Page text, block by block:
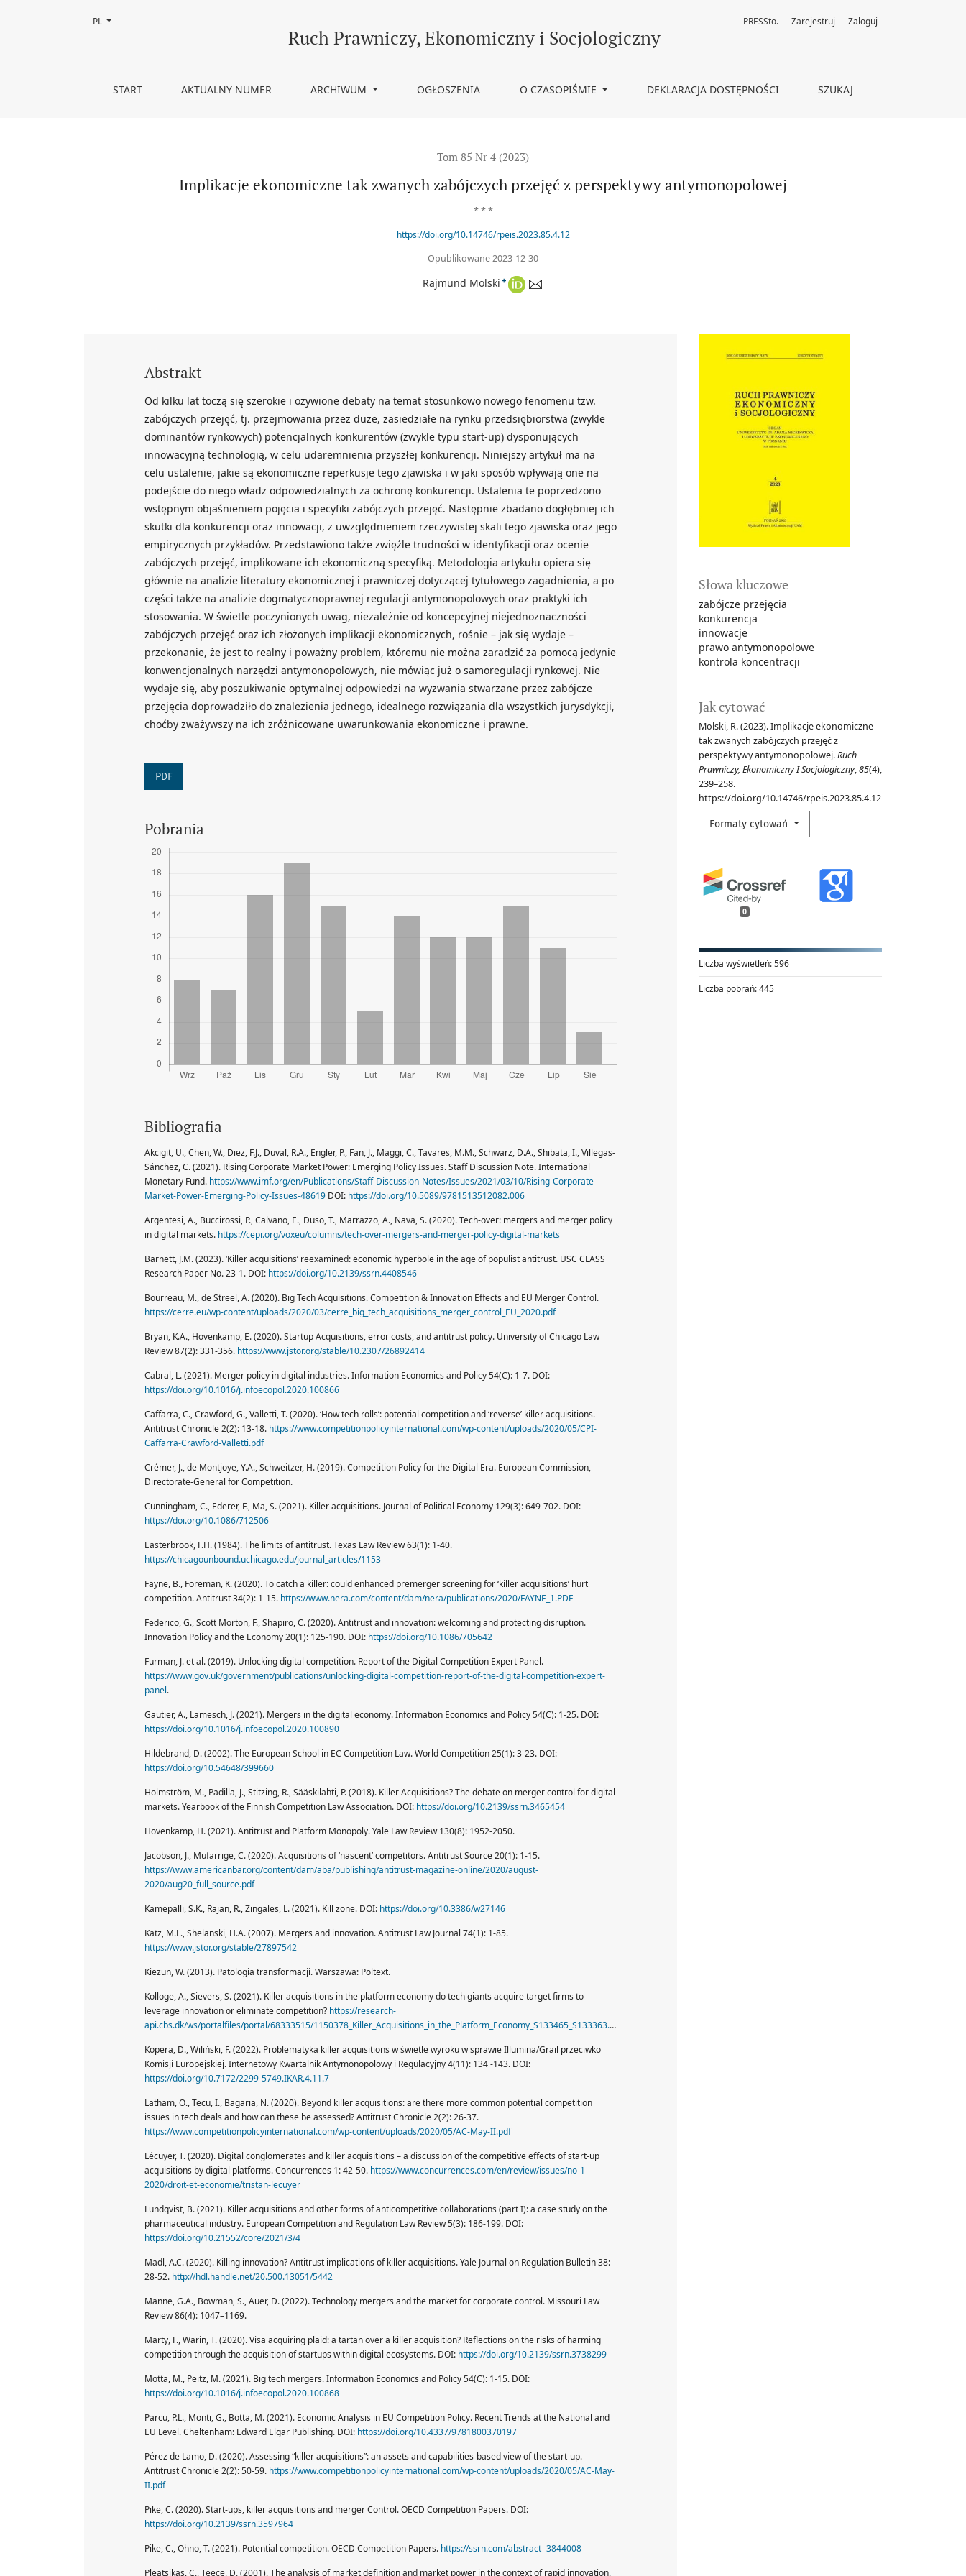
Implikacje ekonomiczne tak zwanych zabójczych przejęć z perspektywy antymonopolowej
Ruch Prawniczy, Ekonomiczny i Socjologiczny
START AKTUALNY NUMER ARCHIWUM OGŁOSZENIA O CZASOPIŚMIE DEKLARACJA DOSTĘPNOŚCI SZUKAJ
PRESSto. Zarejestruj Zaloguj
Zmień język, obecnie wybrany to:
PL
Tom 85 Nr 4 (2023)
Implikacje ekonomiczne tak zwanych zabójczych przejęć z perspektywy antymonopolowej
* * *
https://doi.org/10.14746/rpeis.2023.85.4.12
Opublikowane 2023-12-30
Rajmund Molski +
Słowa kluczowe
zabójcze przejęcia
konkurencja
innowacje
prawo antymonopolowe
kontrola koncentracji
Jak cytować
Molski, R. (2023). Implikacje ekonomiczne
tak zwanych zabójczych przejęć z
perspektywy antymonopolowej.Ruch
Prawniczy, Ekonomiczny I Socjologiczny,85(4),
239–258.
https://doi.org/10.14746/rpeis.2023.85.4.12
Formaty cytowań
0
Liczba wyświetleń:596
Liczba pobrań:445
Abstrakt
Od kilku lat toczą się szerokie i ożywione debaty na temat stosunkowo nowego fenomenu tzw.
zabójczych przejęć, tj. przejmowania przez duże, zasiedziałe na rynku przedsiębiorstwa (zwykle
dominantów rynkowych) potencjalnych konkurentów (zwykle typu start-up) dysponujących
innowacyjną technologią, w celu udaremnienia przyszłej konkurencji. Niniejszy artykuł ma na
celu ustalenie, jakie są ekonomiczne reperkusje tego zjawiska i w jaki sposób wpływają one na
podejście do niego władz odpowiedzialnych za ochronę konkurencji. Ustalenia te poprzedzono
wstępnym objaśnieniem pojęcia i specyfiki zabójczych przejęć. Następnie zbadano dogłębniej ich
skutki dla konkurencji oraz innowacji, z uwzględnieniem rzeczywistej skali tego zjawiska oraz jego
empirycznych przykładów. Przedstawiono także zwięźle trudności w identyfikacji oraz ocenie
zabójczych przejęć, implikowane ich ekonomiczną specyfiką. Metodologia artykułu opiera się
głównie na analizie literatury ekonomicznej i prawniczej dotyczącej tytułowego zagadnienia, a po
części także na analizie dogmatycznoprawnej regulacji antymonopolowych oraz praktyki ich
stosowania. W świetle poczynionych uwag, niezależnie od koncepcyjnej niejednoznaczności
zabójczych przejęć oraz ich złożonych implikacji ekonomicznych, rośnie – jak się wydaje –
przekonanie, że jest to realny i poważny problem, któremu nie można zaradzić za pomocą jedynie
konwencjonalnych narzędzi antymonopolowych, nie mówiąc już o samoregulacji rynkowej. Nie
wydaje się, aby poszukiwanie optymalnej odpowiedzi na wyzwania stwarzane przez zabójcze
przejęcia doprowadziło do znalezienia jednego, idealnego rozwiązania dla wszystkich jurysdykcji,
choćby zważywszy na ich zróżnicowane uwarunkowania ekonomiczne i prawne.
PDF
Pobrania
Bibliografia
Akcigit, U., Chen, W., Diez, F.J., Duval, R.A., Engler, P., Fan, J., Maggi, C., Tavares, M.M., Schwarz, D.A., Shibata, I., Villegas-
Sánchez, C. (2021). Rising Corporate Market Power: Emerging Policy Issues. Staff Discussion Note. International
Monetary Fund. https://www.imf.org/en/Publications/Staff-Discussion-Notes/Issues/2021/03/10/Rising-Corporate-
Market-Power-Emerging-Policy-Issues-48619 DOI: https://doi.org/10.5089/9781513512082.006
Argentesi, A., Buccirossi, P., Calvano, E., Duso, T., Marrazzo, A., Nava, S. (2020). Tech-over: mergers and merger policy
in digital markets. https://cepr.org/voxeu/columns/tech-over-mergers-and-merger-policy-digital-markets
Barnett, J.M. (2023). ‘Killer acquisitions’ reexamined: economic hyperbole in the age of populist antitrust. USC CLASS
Research Paper No. 23-1. DOI: https://doi.org/10.2139/ssrn.4408546
Bourreau, M., de Streel, A. (2020). Big Tech Acquisitions. Competition & Innovation Effects and EU Merger Control.
https://cerre.eu/wp-content/uploads/2020/03/cerre_big_tech_acquisitions_merger_control_EU_2020.pdf
Bryan, K.A., Hovenkamp, E. (2020). Startup Acquisitions, error costs, and antitrust policy. University of Chicago Law
Review 87(2): 331-356. https://www.jstor.org/stable/10.2307/26892414
Cabral, L. (2021). Merger policy in digital industries. Information Economics and Policy 54(C): 1-7. DOI:
https://doi.org/10.1016/j.infoecopol.2020.100866
Caffarra, C., Crawford, G., Valletti, T. (2020). ‘How tech rolls’: potential competition and ‘reverse’ killer acquisitions.
Antitrust Chronicle 2(2): 13-18. https://www.competitionpolicyinternational.com/wp-content/uploads/2020/05/CPI-
Caffarra-Crawford-Valletti.pdf
Crémer, J., de Montjoye, Y.A., Schweitzer, H. (2019). Competition Policy for the Digital Era. European Commission,
Directorate-General for Competition.
Cunningham, C., Ederer, F., Ma, S. (2021). Killer acquisitions. Journal of Political Economy 129(3): 649-702. DOI:
https://doi.org/10.1086/712506
Easterbrook, F.H. (1984). The limits of antitrust. Texas Law Review 63(1): 1-40.
https://chicagounbound.uchicago.edu/journal_articles/1153
Fayne, B., Foreman, K. (2020). To catch a killer: could enhanced premerger screening for ‘killer acquisitions’ hurt
competition. Antitrust 34(2): 1-15. https://www.nera.com/content/dam/nera/publications/2020/FAYNE_1.PDF
Federico, G., Scott Morton, F., Shapiro, C. (2020). Antitrust and innovation: welcoming and protecting disruption.
Innovation Policy and the Economy 20(1): 125-190. DOI: https://doi.org/10.1086/705642
Furman, J. et al. (2019). Unlocking digital competition. Report of the Digital Competition Expert Panel.
https://www.gov.uk/government/publications/unlocking-digital-competition-report-of-the-digital-competition-expert-
panel.
Gautier, A., Lamesch, J. (2021). Mergers in the digital economy. Information Economics and Policy 54(C): 1-25. DOI:
https://doi.org/10.1016/j.infoecopol.2020.100890
Hildebrand, D. (2002). The European School in EC Competition Law. World Competition 25(1): 3-23. DOI:
https://doi.org/10.54648/399660
Holmström, M., Padilla, J., Stitzing, R., Sääskilahti, P. (2018). Killer Acquisitions? The debate on merger control for digital
markets. Yearbook of the Finnish Competition Law Association. DOI: https://doi.org/10.2139/ssrn.3465454
Hovenkamp, H. (2021). Antitrust and Platform Monopoly. Yale Law Review 130(8): 1952-2050.
Jacobson, J., Mufarrige, C. (2020). Acquisitions of ‘nascent’ competitors. Antitrust Source 20(1): 1-15.
https://www.americanbar.org/content/dam/aba/publishing/antitrust-magazine-online/2020/august-
2020/aug20_full_source.pdf
Kamepalli, S.K., Rajan, R., Zingales, L. (2021). Kill zone. DOI: https://doi.org/10.3386/w27146
Katz, M.L., Shelanski, H.A. (2007). Mergers and innovation. Antitrust Law Journal 74(1): 1-85.
https://www.jstor.org/stable/27897542
Kieżun, W. (2013). Patologia transformacji. Warszawa: Poltext.
Kolloge, A., Sievers, S. (2021). Killer acquisitions in the platform economy do tech giants acquire target firms to
leverage innovation or eliminate competition? https://research-
api.cbs.dk/ws/portalfiles/portal/68333515/1150378_Killer_Acquisitions_in_the_Platform_Economy_S133465_S133363.pdf
Kopera, D., Wiliński, F. (2022). Problematyka killer acquisitions w świetle wyroku w sprawie Illumina/Grail przeciwko
Komisji Europejskiej. Internetowy Kwartalnik Antymonopolowy i Regulacyjny 4(11): 134 -143. DOI:
https://doi.org/10.7172/2299-5749.IKAR.4.11.7
Latham, O., Tecu, I., Bagaria, N. (2020). Beyond killer acquisitions: are there more common potential competition
issues in tech deals and how can these be assessed? Antitrust Chronicle 2(2): 26-37.
https://www.competitionpolicyinternational.com/wp-content/uploads/2020/05/AC-May-II.pdf
Lécuyer, T. (2020). Digital conglomerates and killer acquisitions – a discussion of the competitive effects of start-up
acquisitions by digital platforms. Concurrences 1: 42-50. https://www.concurrences.com/en/review/issues/no-1-
2020/droit-et-economie/tristan-lecuyer
Lundqvist, B. (2021). Killer acquisitions and other forms of anticompetitive collaborations (part I): a case study on the
pharmaceutical industry. European Competition and Regulation Law Review 5(3): 186-199. DOI:
https://doi.org/10.21552/core/2021/3/4
Madl, A.C. (2020). Killing innovation? Antitrust implications of killer acquisitions. Yale Journal on Regulation Bulletin 38:
28-52. http://hdl.handle.net/20.500.13051/5442
Manne, G.A., Bowman, S., Auer, D. (2022). Technology mergers and the market for corporate control. Missouri Law
Review 86(4): 1047–1169.
Marty, F., Warin, T. (2020). Visa acquiring plaid: a tartan over a killer acquisition? Reflections on the risks of harming
competition through the acquisition of startups within digital ecosystems. DOI: https://doi.org/10.2139/ssrn.3738299
Motta, M., Peitz, M. (2021). Big tech mergers. Information Economics and Policy 54(C): 1-15. DOI:
https://doi.org/10.1016/j.infoecopol.2020.100868
Parcu, P.L., Monti, G., Botta, M. (2021). Economic Analysis in EU Competition Policy. Recent Trends at the National and
EU Level. Cheltenham: Edward Elgar Publishing. DOI: https://doi.org/10.4337/9781800370197
Pérez de Lamo, D. (2020). Assessing “killer acquisitions”: an assets and capabilities-based view of the start-up.
Antitrust Chronicle 2(2): 50-59. https://www.competitionpolicyinternational.com/wp-content/uploads/2020/05/AC-May-
II.pdf
Pike, C. (2020). Start-ups, killer acquisitions and merger Control. OECD Competition Papers. DOI:
https://doi.org/10.2139/ssrn.3597964
Pike, C., Ohno, T. (2021). Potential competition. OECD Competition Papers. https://ssrn.com/abstract=3844008
Pleatsikas, C., Teece, D. (2001). The analysis of market definition and market power in the context of rapid innovation.